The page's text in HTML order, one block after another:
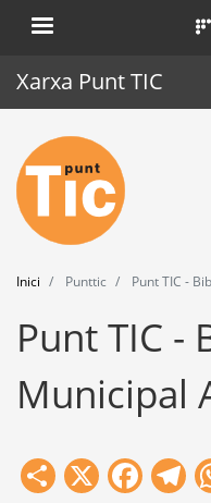
.
Xarxa Punt TIC
Inici
Punt TIC
Actualitat
Agenda
Formació
Eines
Inici Punttic Punt TIC -
Punt TIC -
Municipal
Share
X